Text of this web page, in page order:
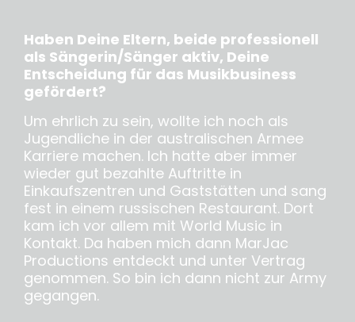
Haben Deine Eltern, beide professionell
als Sängerin/Sänger aktiv, Deine
Entscheidung für das Musikbusiness
gefördert?
Um ehrlich zu sein, wollte ich noch als
Jugendliche in der australischen Armee
Karriere machen. Ich hatte aber immer
wieder gut bezahlte Auftritte in
Einkaufszentren und Gaststätten und sang
fest in einem russischen Restaurant. Dort
kam ich vor allem mit World Music in
Kontakt. Da haben mich dann MarJac
Productions entdeckt und unter Vertrag
genommen. So bin ich dann nicht zur Army
gegangen.